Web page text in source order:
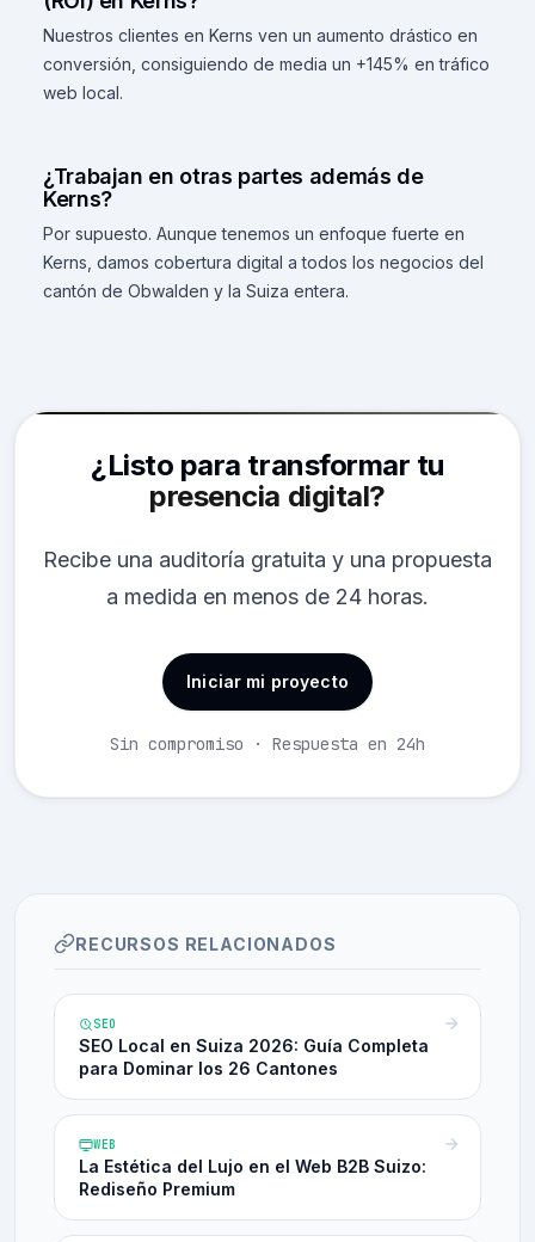
Nuestros clientes en Kerns ven un aumento drástico en
conversión, consiguiendo de media un +145% en tráfico
web local.
¿Trabajan en otras partes además de
Kerns?
Por supuesto. Aunque tenemos un enfoque fuerte en
Kerns, damos cobertura digital a todos los negocios del
cantón de Obwalden y la Suiza entera.
¿Listo para transformar tu
presencia digital?
Recibe una auditoría gratuita y una propuesta
a medida en menos de 24 horas.
Iniciar mi proyecto
Sin compromiso · Respuesta en 24h
RECURSOS RELACIONADOS
SEO
SEO Local en Suiza 2026: Guía Completa
para Dominar los 26 Cantones
WEB
La Estética del Lujo en el Web B2B Suizo:
Rediseño Premium